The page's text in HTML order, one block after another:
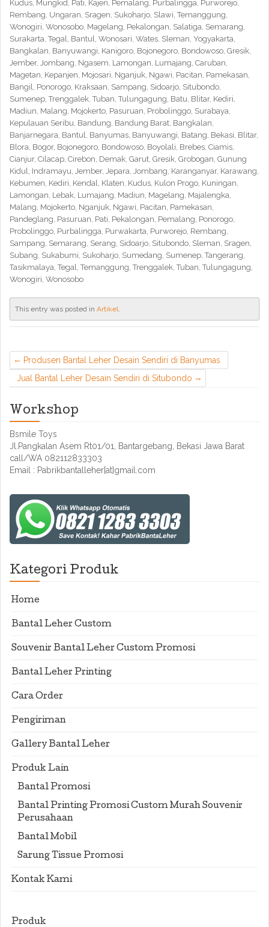
Kudus, Mungkid, Pati, Kajen, Pemalang, Purbalingga, Purworejo,
Rembang, Ungaran, Sragen, Sukoharjo, Slawi, Temanggung,
Wonogiri, Wonosobo, Magelang, Pekalongan, Salatiga, Semarang,
Surakarta, Tegal, Bantul, Wonosari, Wates, Sleman, Yogyakarta,
Bangkalan, Banyuwangi, Kanigoro, Bojonegoro, Bondowoso, Gresik,
Jember, Jombang, Ngasem, Lamongan, Lumajang, Caruban,
Magetan, Kepanjen, Mojosari, Nganjuk, Ngawi, Pacitan, Pamekasan,
Bangil, Ponorogo, Kraksaan, Sampang, Sidoarjo, Situbondo,
Sumenep, Trenggalek, Tuban, Tulungagung, Batu, Blitar, Kediri,
Madiun, Malang, Mojokerto, Pasuruan, Probolinggo, Surabaya,
Kepulauan Seribu, Bandung, Bandung Barat, Bangkalan,
Banjarnegara, Bantul, Banyumas, Banyuwangi, Batang, Bekasi, Blitar,
Blora, Bogor, Bojonegoro, Bondowoso, Boyolali, Brebes, Ciamis,
Cianjur, Cilacap, Cirebon, Demak, Garut, Gresik, Grobogan, Gunung
Kidul, Indramayu, Jember, Jepara, Jombang, Karanganyar, Karawang,
Kebumen, Kediri, Kendal, Klaten, Kudus, Kulon Progo, Kuningan,
Lamongan, Lebak, Lumajang, Madiun, Magelang, Majalengka,
Malang, Mojokerto, Nganjuk, Ngawi, Pacitan, Pamekasan,
Pandeglang, Pasuruan, Pati, Pekalongan, Pemalang, Ponorogo,
Probolinggo, Purbalingga, Purwakarta, Purworejo, Rembang,
Sampang, Semarang, Serang, Sidoarjo, Situbondo, Sleman, Sragen,
Subang, Sukabumi, Sukoharjo, Sumedang, Sumenep, Tangerang,
Tasikmalaya, Tegal, Temanggung, Trenggalek, Tuban, Tulungagung,
Wonogiri, Wonosobo
This entry was posted in Artikel.
Produsen Bantal Leher Desain Sendiri di Banyumas
Jual Bantal Leher Desain Sendiri di Situbondo
Workshop
Bsmile Toys
Jl.Pangkalan Asem Rt01/01, Bantargebang, Bekasi Jawa Barat
call/WA 082112833303
Email : Pabrikbantalleher[at]gmail.com
Kategori Produk
Home
Bantal Leher Custom
Souvenir Bantal Leher Custom Promosi
Bantal Leher Printing
Cara Order
Pengiriman
Gallery Bantal Leher
Produk Lain
Bantal Promosi
Bantal Printing Promosi Custom Murah Souvenir
Perusahaan
Bantal Mobil
Sarung Tissue Promosi
Kontak Kami
Produk